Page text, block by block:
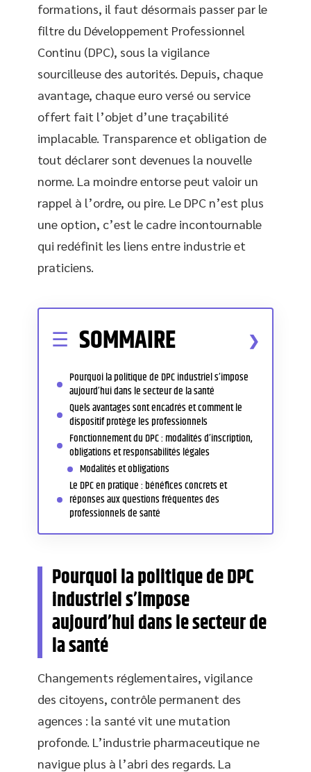
formations, il faut désormais passer par le
filtre du Développement Professionnel
Continu (DPC), sous la vigilance
sourcilleuse des autorités. Depuis, chaque
avantage, chaque euro versé ou service
offert fait l’objet d’une traçabilité
implacable. Transparence et obligation de
tout déclarer sont devenues la nouvelle
norme. La moindre entorse peut valoir un
rappel à l’ordre, ou pire. Le DPC n’est plus
une option, c’est le cadre incontournable
qui redéfinit les liens entre industrie et
praticiens.
SOMMAIRE
Pourquoi la politique de DPC industriel s’impose
aujourd’hui dans le secteur de la santé
Quels avantages sont encadrés et comment le
dispositif protège les professionnels
Fonctionnement du DPC : modalités d’inscription,
obligations et responsabilités légales
Modalités et obligations
Le DPC en pratique : bénéfices concrets et
réponses aux questions fréquentes des
professionnels de santé
Pourquoi la politique de DPC
industriel s’impose
aujourd’hui dans le secteur de
la santé
Changements réglementaires, vigilance
des citoyens, contrôle permanent des
agences : la santé vit une mutation
profonde. L’industrie pharmaceutique ne
navigue plus à l’abri des regards. La